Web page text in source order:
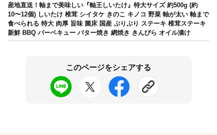
産地直送！軸まで美味しい『軸王しいたけ』特大サイズ 約500g (約
10〜12個) しいたけ 椎茸 シイタケ きのこ キノコ 野菜 軸が太い 軸まで
食べられる 特大 肉厚 旨味 菌床 国産 ぷりぷり ステーキ 椎茸ステーキ
新鮮 BBQ バーベキュー バター焼き 網焼き きんぴら オイル漬け
このページをシェアする